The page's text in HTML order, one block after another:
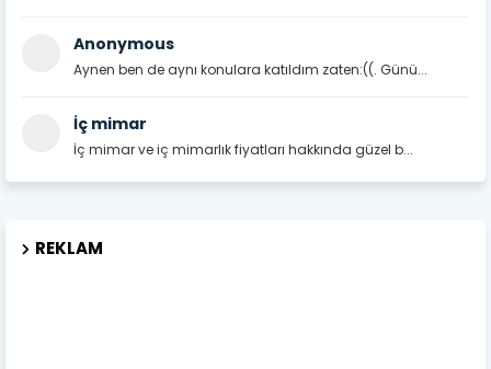
Anonymous
Aynen ben de aynı konulara katıldım zaten:((. Günü...
İç mimar
İç mimar ve iç mimarlık fiyatları hakkında güzel b...
REKLAM